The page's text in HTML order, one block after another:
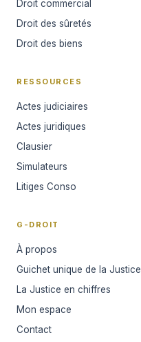
Droit commercial
Droit des sûretés
Droit des biens
RESSOURCES
Actes judiciaires
Actes juridiques
Clausier
Simulateurs
Litiges Conso
G-DROIT
À propos
Guichet unique de la Justice
La Justice en chiffres
Mon espace
Contact